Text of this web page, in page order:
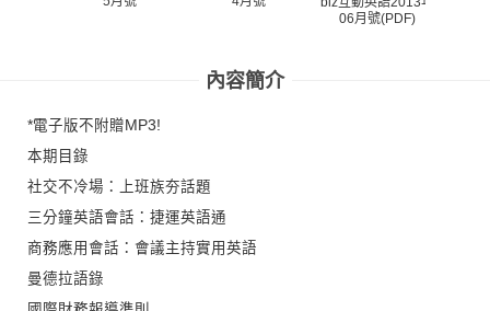
06月號(PDF)
內容簡介
*電子版不附贈MP3!
本期目錄
社交不冷場：上班族夯話題
三分鐘英語會話：捷運英語通
商務應用會話：會議主持實用英語
曼德拉語錄